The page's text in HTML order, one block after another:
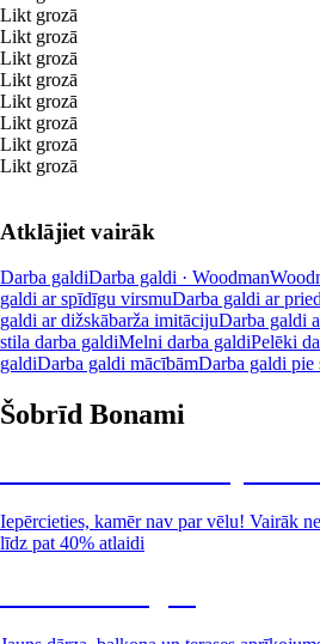
Likt grozā
Likt grozā
Likt grozā
Likt grozā
Likt grozā
Likt grozā
Likt grozā
Likt grozā
Atklājiet vairāk
Darba galdiDarba galdi · Woodman
galdi ar spīdīgu virsmuDarba galdi ar
galdi ar dižskābarža imitācijuDarba galdi
stila darba galdiMelni darba galdiPelēki
galdiDarba galdi mācībāmDarba galdi pie
Šobrīd Bonami
Iepērcieties, kamēr nav par vēlu! Vairāk
līdz pat 40% atlaidi